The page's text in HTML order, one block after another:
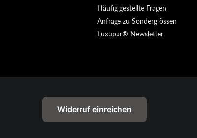
Häufig gestellte Fragen
Anfrage zu Sondergrössen
Luxupur® Newsletter
Widerruf einreichen